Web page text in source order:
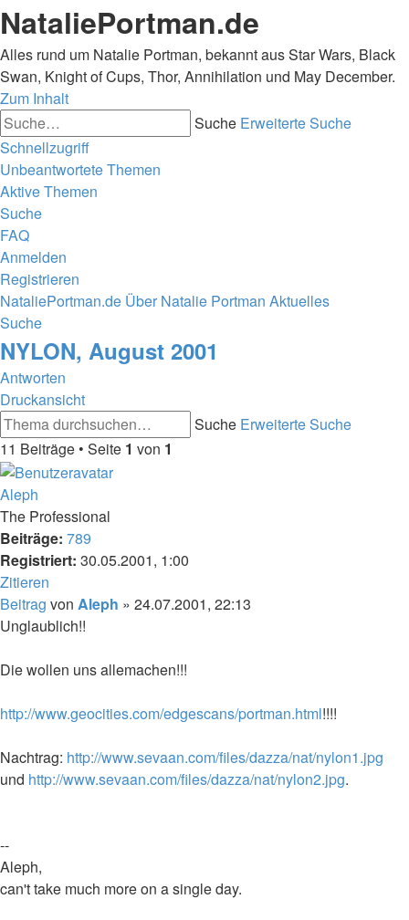
NataliePortman.de
Alles rund um Natalie Portman, bekannt aus Star Wars, Black
Swan, Knight of Cups, Thor, Annihilation und May December.
Zum Inhalt
Suche Erweiterte Suche
Schnellzugriff
Unbeantwortete Themen
Aktive Themen
Suche
FAQ
Anmelden
Registrieren
NataliePortman.de Über Natalie Portman Aktuelles
Suche
NYLON, August 2001
Antworten
Druckansicht
Suche Erweiterte Suche
11 Beiträge • Seite 1 von 1
Aleph
The Professional
Beiträge: 789
Registriert: 30.05.2001, 1:00
Zitieren
Beitrag von Aleph » 24.07.2001, 22:13
Unglaublich!!
Die wollen uns allemachen!!!
http://www.geocities.com/edgescans/portman.html!!!!
Nachtrag: http://www.sevaan.com/files/dazza/nat/nylon1.jpg
und http://www.sevaan.com/files/dazza/nat/nylon2.jpg.
--
Aleph,
can't take much more on a single day.